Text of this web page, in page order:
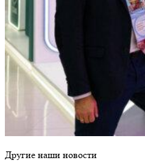
Другие наши новости